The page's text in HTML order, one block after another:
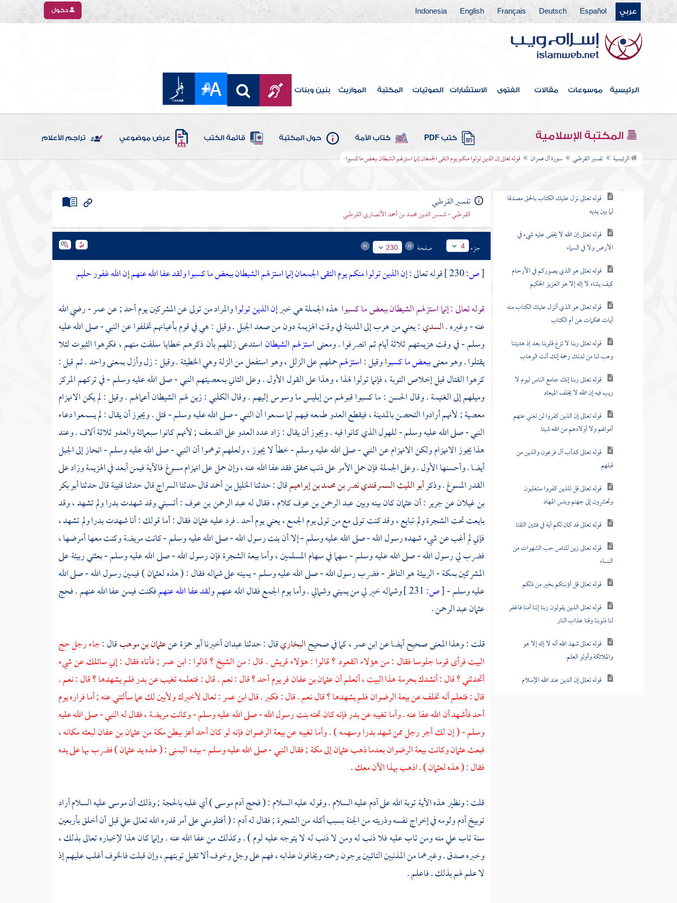
عربي Español
Deutsch
Français
English
Indonesia دخول
الرئيسية موسوعات مقالات الفتوى الاستشارات الصوتيات المكتبة المواريث بنين وبنات
المكتبة الإسلامية كتب PDF كتاب الأمة حول المكتبة قائمة الكتب عرض موضوعي تراجم الأعلام
الرئيسية تفسير القرطبي سورة آل عمران قوله تعالى إن الذين تولوا منكم يوم التقى الجمعان إنما استزلهم الشيطان ببعض ما كسبوا
عثمان بالزيادة والنقصان
القول في الاستعاذة
بسم الله الرحمن الرحيم
سورة الفاتحة
سورة البقرة
سورة آل عمران
قوله تعالى نزل عليك الكتاب بالحق مصدقا
لما بين يديه
قوله تعالى إن الله لا يخفى عليه شيء في
الأرض ولا في السماء
قوله تعالى هو الذي يصوركم في الأرحام
كيف يشاء لا إله إلا هو العزيز الحكيم
قوله تعالى هو الذي أنزل عليك الكتاب منه
آيات محكمات هن أم الكتاب
قوله تعالى ربنا لا تزغ قلوبنا بعد إذ هديتنا
وهب لنا من لدنك رحمة إنك أنت الوهاب
قوله تعالى ربنا إنك جامع الناس ليوم لا
ريب فيه إن الله لا يخلف الميعاد
قوله تعالى إن الذين كفروا لن تغني عنهم
أموالهم ولا أولادهم من الله شيئا
قوله تعالى كدأب آل فرعون والذين من
قبلهم
قوله تعالى قل للذين كفروا ستغلبون
وتحشرون إلى جهنم وبئس المهاد
قوله تعالى قد كان لكم آية في فئتين التقتا
قوله تعالى زين للناس حب الشهوات من
النساء
قوله تعالى قل أؤنبئكم بخير من ذلكم
قوله تعالى الذين يقولون ربنا إننا آمنا فاغفر
لنا ذنوبنا وقنا عذاب النار
قوله تعالى شهد الله أنه لا إله إلا هو
والملائكة وأولو العلم
قوله تعالى إن الدين عند الله الإسلام
تفسير القرطبي
القرطبي - شمس الدين محمد بن أحمد الأنصاري القرطبي
جزء 4 صفحة 230
[ص: قوله تعالى :إن الذين تولوا منكم يوم التقى الجمعان إنما استزلهم الشيطان ببعض ما كسبوا ولقد عفا الله عنهم إن الله غفور حليم
قوله تعالى : إنما استزلهم الشيطان ببعض ما كسبوا هذه الجملة هي خبرإن الذين تولواوالمراد من تولى عن المشركين يومأحد; عنعمر- رضي الله
عنه - وغيره .السدي: يعني من هرب إلىالمدينةفي وقت الهزيمة دون من صعد الجبل . وقيل : هي في قوم بأعيانهم تخلفوا عن النبي - صلى الله عليه
وسلم - في وقت هزيمتهم ثلاثة أيام ثم انصرفوا . ومعنىاستزلهم الشيطاناستدعى زللهم بأن ذكرهم خطايا سلفت منهم ، فكرهوا الثبوت لئلا
يقتلوا . وهو معنىببعض ما كسبواوقيل :استزلهمحملهم على الزلل ، وهو استفعل من الزلة وهي الخطيئة . وقيل : زل وأزل بمعنى واحد . ثم قيل :
كرهوا القتال قبل إخلاص التوبة ، فإنما تولوا لهذا ، وهذا على القول الأول . وعلى الثاني بمعصيتهم النبي - صلى الله عليه وسلم - في تركهم المركز
وميلهم إلى الغنيمة . وقالالحسن: ما كسبوا قبولهم من إبليس ما وسوس إليهم . وقالالكلبي: زين لهم الشيطان أعمالهم . وقيل : لم يكن الانهزام
معصية ; لأنهم أرادوا التحصنبالمدينة، فيقطع العدو طمعه فيهم لما سمعوا أن النبي - صلى الله عليه وسلم - قتل . ويجوز أن يقال : لم يسمعوا دعاء
النبي - صلى الله عليه وسلم - للهول الذي كانوا فيه . ويجوز أن يقال : زاد عدد العدو على الضعف ; لأنهم كانوا سبعمائة والعدو ثلاثة آلاف . وعند
هذا يجوز الانهزام ولكن الانهزام عن النبي - صلى الله عليه وسلم - خطأ لا يجوز ، ولعلهم توهموا أن النبي - صلى الله عليه وسلم - انحاز إلى الجبل
أيضا . وأحسنها الأول . وعلى الجملة فإن حمل الأمر على ذنب محقق فقد عفا الله عنه ، وإن حمل على انهزام مسوغ فالآية فيمن أبعد في الهزيمة وزاد على
القدر المسوغ . وذكرأبو الليث السمرقندي نصر بن محمد بن إبراهيمقال : حدثناالخليل بن أحمدقال حدثناالسراجقال حدثناقتيبةقال حدثناأبو بكر
بن غيلانعنجرير: أنعثمانكان بينه وبينعبد الرحمن بن عوفكلام ، فقال لهعبد الرحمن بن عوف: أتسبني وقد شهدتبدراولم تشهد ، وقد
بايعت تحت الشجرة ولم تبايع ، وقد كنت تولى مع من تولى يوم الجمع ، يعني يومأحد. فرد عليهعثمانفقال : أما قولك : أنا شهدتبدراولم تشهد ،
فإني لم أغب عن شيء شهده رسول الله - صلى الله عليه وسلم - إلا أن بنت رسول الله - صلى الله عليه وسلم - كانت مريضة وكنت معها أمرضها ،
فضرب لي رسول الله - صلى الله عليه وسلم - سهما في سهام المسلمين ، وأما بيعة الشجرة فإن رسول الله - صلى الله عليه وسلم - بعثني ربيئة على
المشركينبمكة- الربيئة هو الناظر - فضرب رسول الله - صلى الله عليه وسلم - يمينه على شماله فقال : ( هذهلعثمان) فيمين رسول الله - صلى الله
عليه وسلم -[ص: وشماله خير لي من يميني وشمالي . وأما يوم الجمع فقال الله عنهمولقد عفا الله عنهمفكنت فيمن عفا الله عنهم . فحج
عثمان عبد الرحمن.
قلت : وهذا المعنى صحيح أيضا عنابن عمر، كما في صحيحالبخاريقال : حدثناعبدانأخبرناأبو حمزةعنعثمان بن موهبقال :جاء رجل حج
البيت فرأى قوما جلوسا فقال : من هؤلاء القعود ؟ قالوا : هؤلاءقريش. قال : من الشيخ ؟ قالوا :ابن عمر; فأتاه فقال : إني سائلك عن شيء
أتحدثني ؟ قال : أنشدك بحرمة هذا البيت ، أتعلم أنعثمان بن عفانفر يومأحد؟ قال : نعم . قال : فتعلمه تغيب عنبدرفلم يشهدها ؟ قال : نعم .
قال : فتعلم أنه تخلف عن بيعة الرضوان فلم يشهدها ؟ قال نعم . قال : فكبر . قالابن عمر: تعال لأخبرك ولأبين لك عما سألتني عنه ; أما فراره يوم
أحدفأشهد أن الله عفا عنه . وأما تغيبه عنبدرفإنه كان تحته بنت رسول الله - صلى الله عليه وسلم - وكانت مريضة ، فقال له النبي - صلى الله عليه
وسلم - ( إن لك أجر رجل ممن شهدبدراوسهمه ) . وأما تغيبه عن بيعة الرضوان فإنه لو كان أحد أعز ببطنمكةمنعثمان بن عفانلبعثه مكانه ،
فبعثعثمانوكانت بيعة الرضوان بعدما ذهبعثمانإلىمكة; فقال النبي - صلى الله عليه وسلم - بيده اليمنى : ( هذه يدعثمان) فضرب بها على يده
فقال : ( هذهلعثمان) . اذهب بهذا الآن معك.
قلت : ونظير هذه الآية توبة الله علىآدمعليه السلام . وقوله عليه السلام : ( فحجآدمموسى) أي غلبه بالحجة ; وذلك أنموسىعليه السلام أراد
توبيخآدمولومه في إخراج نفسه وذريته من الجنة بسبب أكله من الشجرة ; فقال لهآدم: ( أفتلومني على أمر قدره الله تعالى علي قبل أن أخلق بأربعين
سنة تاب علي منه ومن تاب عليه فلا ذنب له ومن لا ذنب له لا يتوجه عليه لوم ) . وكذلك من عفا الله عنه . وإنما كان هذا لإخباره تعالى بذلك ،
وخبره صدق . وغيرهما من المذنبين التائبين يرجون رحمته ويخافون عذابه ، فهم على وجل وخوف ألا تقبل توبتهم ، وإن قبلت فالخوف أغلب عليهم إذ
لا علم لهم بذلك . فاعلم .